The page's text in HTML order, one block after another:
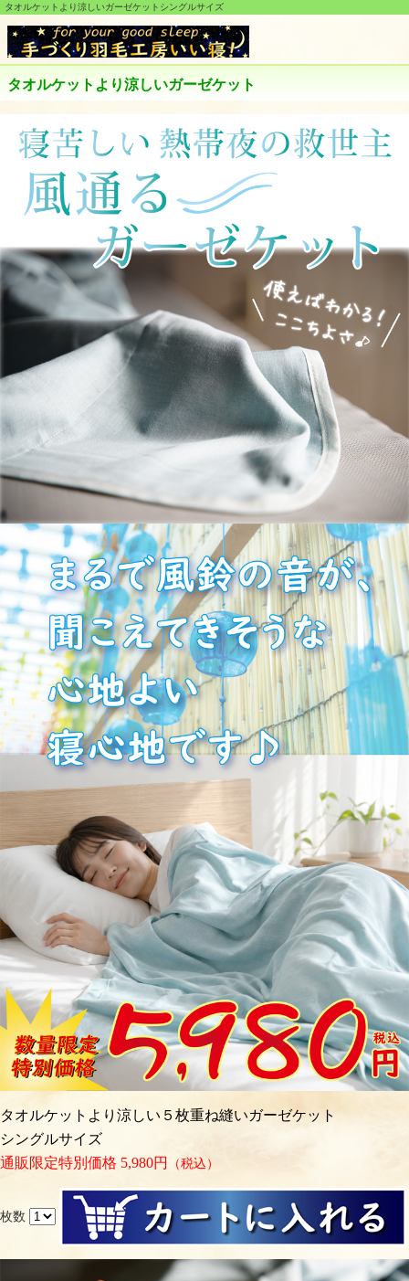
タオルケットより涼しいガーゼケットシングルサイズ
タオルケットより涼しいガーゼケット
タオルケットより涼しい５枚重ね縫いガーゼケット
シングルサイズ
通販限定特別価格 5,980円 （税込）
枚数